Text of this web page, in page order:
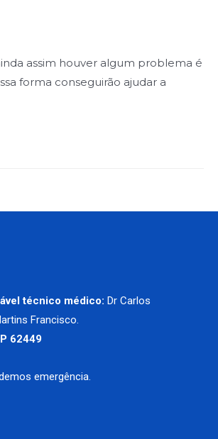
assim houver algum problema é
forma conseguirão ajudar a
técnico médico: Dr Carlos
Francisco.
62449
emergência.